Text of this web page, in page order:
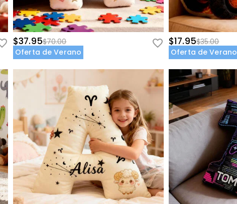
$37.95$70.00
Oferta de Verano
$17.95$35.00
Oferta de Verano